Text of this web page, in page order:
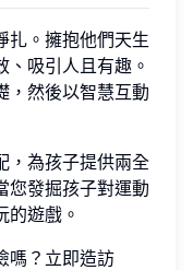
扎。擁抱他們天生
吸引人且有趣。
，然後以智慧互動
，為孩子提供兩全
發掘孩子對運動
的遊戲。
嗎？立即造訪